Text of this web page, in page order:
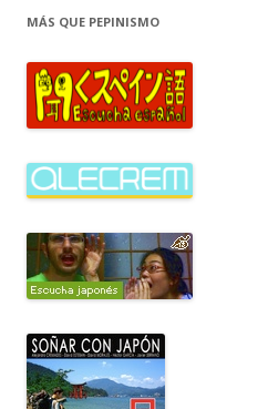
MÁS QUE PEPINISMO